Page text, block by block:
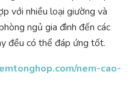
với nhiều loại giường và
ngủ gia đình đến các
đều có thể đáp ứng tốt.
nem-cao-